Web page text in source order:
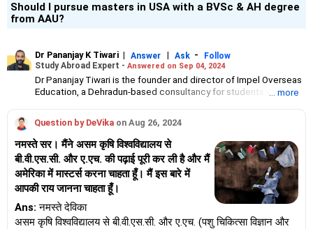
Should I pursue masters in USA with a BVSc & AH degree
from AAU?
Dr Pananjay K Tiwari | Answer | Ask -
Follow
Study Abroad Expert - Answered on Sep 04, 2024
Dr Pananjay Tiwari is the founder and director of Impel Overseas
Education, a Dehradun-based consultancy for students who want
They also guide PhD students who are studying internationally
with their research.
Dr Pananjay has 21 years of academic and research experience
and has published several books and research papers in various
Indian and international journals.
He is a gold medallist with a master’s degree in science and a
PhD in environmental sciences from the Hemvati Nandan
Bahuguna Garhwal Central University, Uttarakhand.
... more
Question by DeVika on Aug 26, 2024
नमस्ते सर। मैंने असम कृषि विश्वविद्यालय से
बी.वी.एस.सी. और ए.एच. की पढ़ाई पूरी कर ली है और मैं
अमेरिका में मास्टर्स करना चाहता हूँ। मैं इस बारे में
आपकी राय जानना चाहता हूँ।
Ans: नमस्ते देविका
असम कृषि विश्वविद्यालय से बी.वी.एस.सी. और ए.एच. (पशु चिकित्सा विज्ञान और